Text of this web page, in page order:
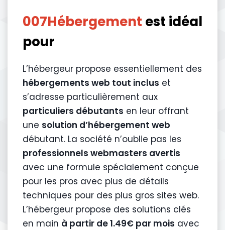
007Hébergement est idéal
pour
L’hébergeur propose essentiellement des
hébergements web tout inclus et
s’adresse particulièrement aux
particuliers débutants en leur offrant
une solution d’hébergement web
débutant. La société n’oublie pas les
professionnels webmasters avertis
avec une formule spécialement conçue
pour les pros avec plus de détails
techniques pour des plus gros sites web.
L’hébergeur propose des solutions clés
en main à partir de 1.49€ par mois avec